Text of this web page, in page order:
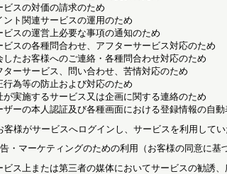
ビスの対価の請求のため
ント関連サービスの運用のため
ビスの運営上必要な事項の通知のため
ビスの各種問合わせ、アフターサービス対応のため
したお客様へのご連絡・各種問合わせ対応のため
ターサービス、問い合わせ、苦情対応のため
行為等の防止および対応のため
が実施するサービス又は企画に関する連絡のため
ザーの本人認証及び各種画面における登録情報の自動
客様がサービスへログインし、サービスを利用して
告・マーケティングのための利用（お客様の同意に基
ビス上または第三者の媒体においてサービスの勧誘